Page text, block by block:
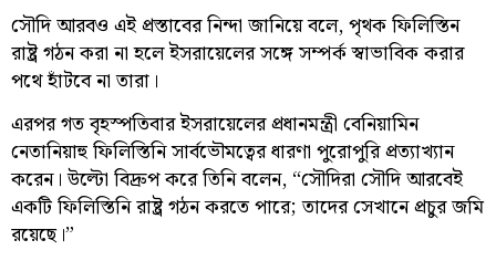
সৌদি আরবও এই প্রস্তাবের নিন্দা জানিয়ে বলে, পৃথক ফিলিস্তিন
রাষ্ট্র গঠন করা না হলে ইসরায়েলের সঙ্গে সম্পর্ক স্বাভাবিক করার
পথে হাঁটবে না তারা।
এরপর গত বৃহস্পতিবার ইসরায়েলের প্রধানমন্ত্রী বেনিয়ামিন
নেতানিয়াহু ফিলিস্তিনি সার্বভৌমত্বের ধারণা পুরোপুরি প্রত্যাখ্যান
করেন। উল্টো বিদ্রুপ করে তিনি বলেন, “সৌদিরা সৌদি আরবেই
একটি ফিলিস্তিনি রাষ্ট্র গঠন করতে পারে; তাদের সেখানে প্রচুর জমি
রয়েছে।”